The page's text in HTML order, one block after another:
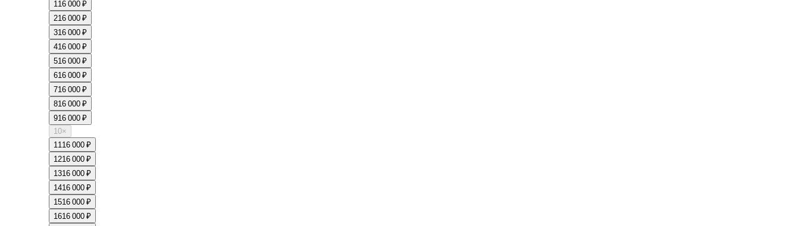
116 000 ₽
216 000 ₽
316 000 ₽
416 000 ₽
516 000 ₽
616 000 ₽
716 000 ₽
816 000 ₽
916 000 ₽
10×
1116 000 ₽
1216 000 ₽
1316 000 ₽
1416 000 ₽
1516 000 ₽
1616 000 ₽